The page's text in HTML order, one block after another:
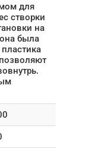
для
створки
на
была